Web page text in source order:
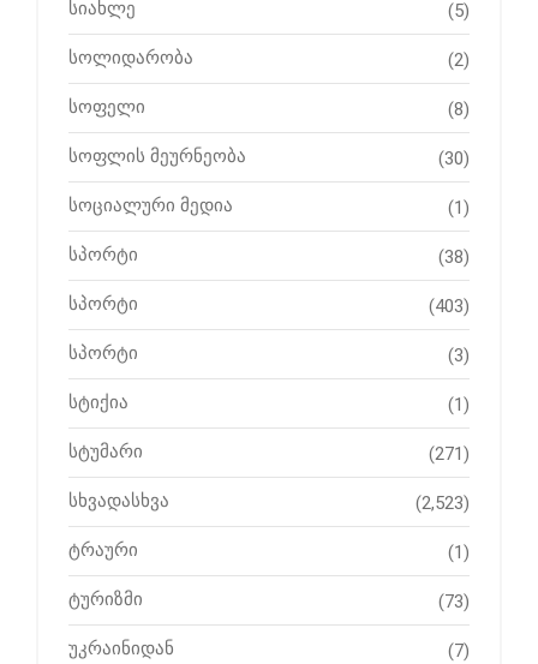
სიახლე (5)
სოლიდარობა (2)
სოფელი (8)
სოფლის მეურნეობა (30)
სოციალური მედია (1)
სპორტი (38)
სპორტი (403)
სპორტი (3)
სტიქია (1)
სტუმარი (271)
სხვადასხვა (2,523)
ტრაური (1)
ტურიზმი (73)
უკრაინიდან (7)